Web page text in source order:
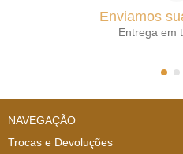
Enviamos
Entrega em
NAVEGAÇÃO
Trocas e Devoluções